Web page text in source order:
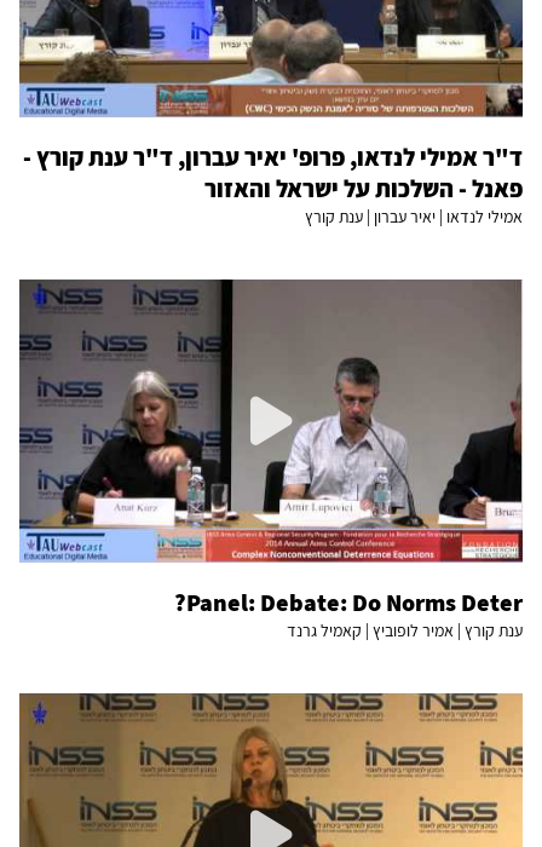
ד"ר אמילי לנדאו, פרופ' יאיר עברון, ד"ר ענת קורץ -
פאנל - השלכות על ישראל והאזור
אמילי לנדאו | יאיר עברון | ענת קורץ
Panel: Debate: Do Norms Deter?
ענת קורץ | אמיר לופוביץ | קאמיל גרנד